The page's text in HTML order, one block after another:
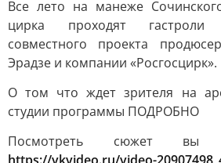
Все лето на манеже
цирка проходят
совместного проекта
Эрадзе и компании «Росгосцирк».
О том что ждет зрителя на
студии программы ПОДРОБНО
Посмотреть сюжет вы